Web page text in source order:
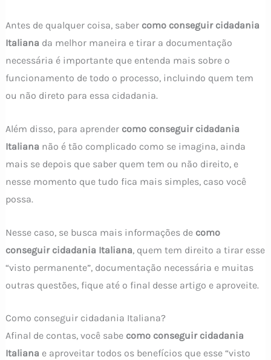
Antes de qualquer coisa, saber como conseguir cidadania
Italiana da melhor maneira e tirar a documentação
necessária é importante que entenda mais sobre o
funcionamento de todo o processo, incluindo quem tem
ou não direto para essa cidadania.
Além disso, para aprender como conseguir cidadania
Italiana não é tão complicado como se imagina, ainda
mais se depois que saber quem tem ou não direito, e
nesse momento que tudo fica mais simples, caso você
possa.
Nesse caso, se busca mais informações de como
conseguir cidadania Italiana, quem tem direito a tirar esse
“visto permanente”, documentação necessária e muitas
outras questões, fique até o final desse artigo e aproveite.
Como conseguir cidadania Italiana?
Afinal de contas, você sabe como conseguir cidadania
Italiana e aproveitar todos os benefícios que esse “visto